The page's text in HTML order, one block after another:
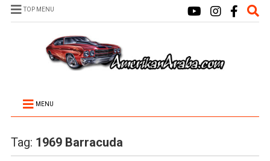
TOP MENU
MENU
Tag: 1969 Barracuda